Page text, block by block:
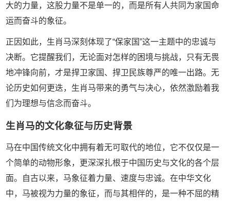
大的力量，这股力量不是单一的，而是所有人共同为家国命
运而奋斗的象征。
正因如此，生肖马深刻体现了“保家国”这一主题中的忠诚与
决断。它提醒我们，无论面对怎样的困境与挑战，只有无畏
地冲锋向前，才是捍卫家国、捍卫民族尊严的唯一出路。无
论历史如何更迭，生肖马带来的勇气与决心，依然激励着我
们为理想与信念而奋斗。
生肖马的文化象征与历史背景
马在中国传统文化中拥有着无可取代的地位，它不仅仅是一
个简单的动物形象，更深深扎根于中国历史与文化的各个层
面。自古以来，马象征着力量、速度与忠诚。在中华文化
中，马被视为力量的象征，而与其相伴的，是一种不屈的精